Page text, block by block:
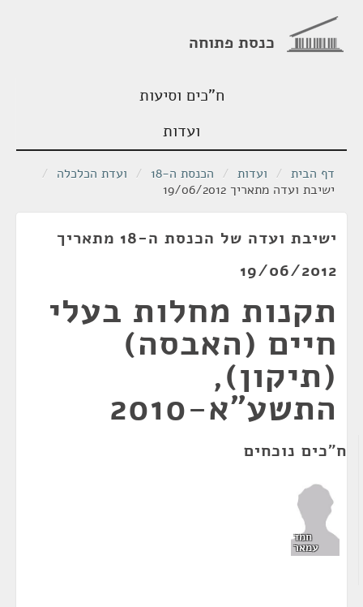
כנסת פתוחה
ח"כים וסיעות
ועדות
דף הבית / ועדות / הכנסת ה-18 / ועדת הכלכלה /
ישיבת ועדה מתאריך 19/06/2012
ישיבת ועדה של הכנסת ה-18 מתאריך
19/06/2012
תקנות מחלות בעלי
חיים (האבסה)
(תיקון),
התשע"א-2010
ח"כים נוכחים
חמד
עמאר